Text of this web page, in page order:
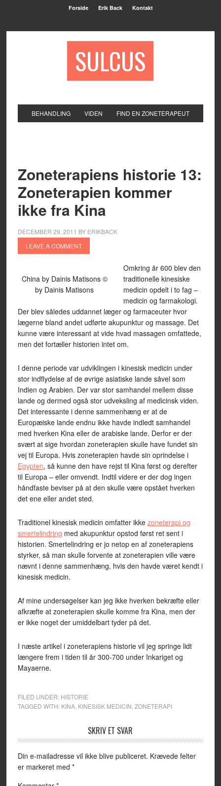
Forside Erik Back Kontakt
SULCUS
BEHANDLING VIDEN FIND EN ZONETERAPEUT
Zoneterapiens historie 13:
Zoneterapien kommer
ikke fra Kina
DECEMBER 29, 2011 BY ERIKBACK
LEAVE A COMMENT
China by Dainis Matisons ©
by Dainis Matisons
Omkring år 600 blev den
traditionelle kinesiske
medicin opdelt i to fag –
medicin og farmakologi.
Der blev således uddannet læger og farmaceuter hvor
lægerne bland andet udførte akupunktur og massage. Det
kunne være interessant at vide hvad massagen omfattede,
men det fortæller historien intet om.
I denne periode var udviklingen i kinesisk medicin under
stor indflydelse af de øvrige asiatiske lande såvel som
Indien og Arabien. Der var stor samhandel mellem disse
lande og dermed også stor udveksling af medicinsk viden.
Det interessante i denne sammenhæng er at de
Europæiske lande endnu ikke havde indledt samhandel
med hverken Kina eller de arabiske lande. Derfor er der
svært at sige hvordan zoneterapien skulle have fundet sin
vej til Europa. Hvis zoneterapien havde sin oprindelse i
Egypten, så kunne den have rejst til Kina først og derefter
til Europa – eller omvendt. Indtil videre er der dog ingen
håndfaste beviser på at den skulle være opstået hverken
det ene eller andet sted.
Traditionel kinesisk medicin omfatter ikke zoneterapi og
smertelindring med akupunktur opstod først ret sent i
historien. Smertelindring er jo netop en af zoneterapiens
styrker, så man skulle forvente at zoneterapien ville være
nævnt i denne sammenhæng, hvis den havde været kendt i
kinesisk medicin.
Af mine undersøgelser kan jeg ikke hverken bekræfte eller
afkræfte at zoneterapien skulle komme fra Kina, men der
er ikke noget der umiddelbart tyder på det.
I næste artikel i zoneterapiens historie vil jeg springe lidt
længere frem i tiden til år 300-700 under Inkariget og
Mayaerne.
FILED UNDER: HISTORIE
TAGGED WITH: KINA, KINESISK MEDICIN ZONETERAPI
SKRIV ET SVAR
Din e-mailadresse vil ikke blive publiceret. Krævede felter
er markeret med *